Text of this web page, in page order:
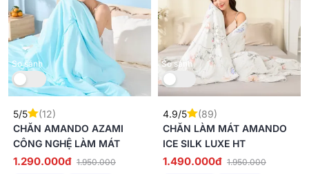
So sánh
5/5
(12)
CHĂN AMANDO AZAMI
CÔNG NGHỆ LÀM MÁT
1.290.000đ 1.950.000
So sánh
Mới
4.9/5
(89)
CHĂN LÀM MÁT AMANDO
ICE SILK LUXE HT
1.490.000đ 1.950.000